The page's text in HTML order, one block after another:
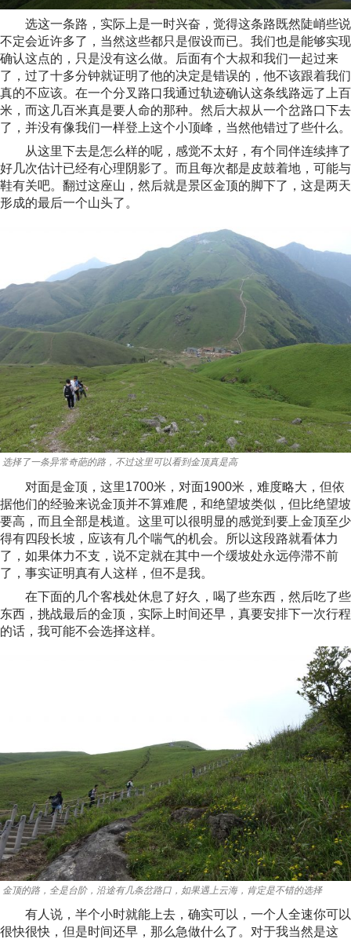
选这一条路，实际上是一时兴奋，觉得这条路既然陡峭些说
不定会近许多了，当然这些都只是假设而已。我们也是能够实现
确认这点的，只是没有这么做。后面有个大叔和我们一起过来
了，过了十多分钟就证明了他的决定是错误的，他不该跟着我们
真的不应该。在一个分叉路口我通过轨迹确认这条线路远了上百
米，而这几百米真是要人命的那种。然后大叔从一个岔路口下去
了，并没有像我们一样登上这个小顶峰，当然他错过了些什么。
从这里下去是怎么样的呢，感觉不太好，有个同伴连续摔了
好几次估计已经有心理阴影了。而且每次都是皮鼓着地，可能与
鞋有关吧。翻过这座山，然后就是景区金顶的脚下了，这是两天
形成的最后一个山头了。
选择了一条异常奇葩的路，不过这里可以看到金顶真是高
对面是金顶，这里1700米，对面1900米，难度略大，但依
据他们的经验来说金顶并不算难爬，和绝望坡类似，但比绝望坡
要高，而且全部是栈道。这里可以很明显的感觉到要上金顶至少
得有四段长坡，应该有几个喘气的机会。所以这段路就看体力
了，如果体力不支，说不定就在其中一个缓坡处永远停滞不前
了，事实证明真有人这样，但不是我。
在下面的几个客栈处休息了好久，喝了些东西，然后吃了些
东西，挑战最后的金顶，实际上时间还早，真要安排下一次行程
的话，我可能不会选择这样。
金顶的路，全是台阶，沿途有几条岔路口，如果遇上云海，肯定是不错的选择
有人说，半个小时就能上去，确实可以，一个人全速你可以
很快很快，但是时间还早，那么急做什么了。对于我当然是这